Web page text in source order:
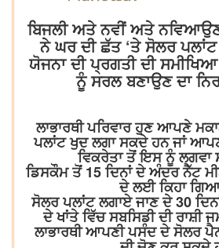
ਬਿਜਲੀ ਅਤੇ ਨਵੀਂ ਅਤੇ
ਨੇ ਘਰ ਦੀ ਛੱਤ ‘ਤੇ ਸੋਲਰ
ਯੋਜਨਾ ਦੀ ਪ੍ਰਗਤੀ ਦੀ
ਨੂੰ ਸਰਲ ਬਣਾਉਣ ਦਾ
ਲਾਭਾਰਥੀ ਪਰਿਵਾਰ ਹੁਣ ਆਪਣੇ
ਪਲਾਂਟ ਖੁਦ ਲਗਾ ਸਕਦੇ ਹਨ ਜਾਂ
ਵਿਕਰੇਤਾ ਤੋਂ ਇਸ ਨੂੰ ਲਗਵਾ
ਡਿਸਕੌਮ ਤੋਂ 15 ਦਿਨਾਂ ਦੇ ਅੰਦਰ ਨੈੱਟ
ਦੇ ਲਈ ਕਿਹਾ
ਸੋਲਰ ਪਲਾਂਟ ਲਗਾਏ ਜਾਣ ਦੇ 30
ਦੇ ਖਾਂਤੇ ਵਿੱਚ ਸਬਸਿਡੀ ਦੀ ਰਾਸ਼ੀ
ਲਾਭਾਰਥੀ ਆਪਣੀ ਪਸੰਦ ਦੇ ਸੋਲਰ